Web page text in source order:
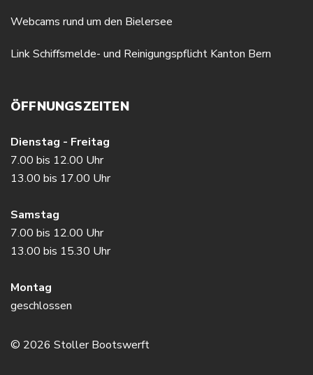
Webcams rund um den Bielersee
Link Schiffsmelde- und Reinigungspflicht Kanton Bern
ÖFFNUNGSZEITEN
Dienstag - Freitag
7.00 bis 12.00 Uhr
13.00 bis 17.00 Uhr
Samstag
7.00 bis 12.00 Uhr
13.00 bis 15.30 Uhr
Montag
geschlossen
© 2026 Stoller Bootswerft